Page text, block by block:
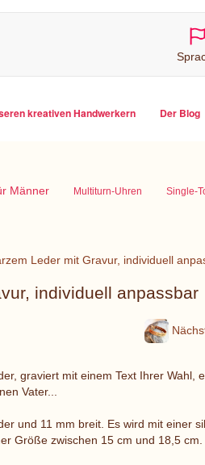
kreativen Handwerkern Der Blog
Männer Multiturn-Uhren Single-
Leder mit Gravur, individuell
individuell anpassbar
graviert mit einem Text Ihrer Wahl,
Vater...
und 11 mm breit. Es wird mit einer
Größe zwischen 15 cm und 18,5 cm.